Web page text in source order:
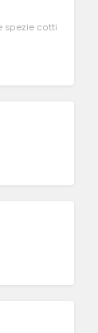
spezie cotti